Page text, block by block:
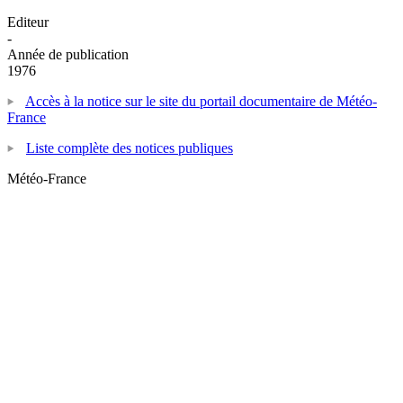
Editeur
-
Année de publication
1976
Accès à la notice sur le site du portail documentaire de Météo-
France
Liste complète des notices publiques
Météo-France